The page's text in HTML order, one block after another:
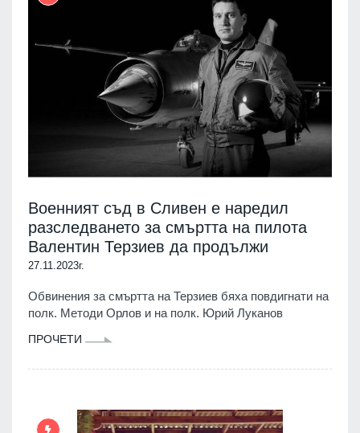
Военният съд в Сливен е наредил
разследването за смъртта на пилота
Валентин Терзиев да продължи
27.11.2023г.
Обвинения за смъртта на Терзиев бяха повдигнати на
полк. Методи Орлов и на полк. Юрий Луканов
ПРОЧЕТИ